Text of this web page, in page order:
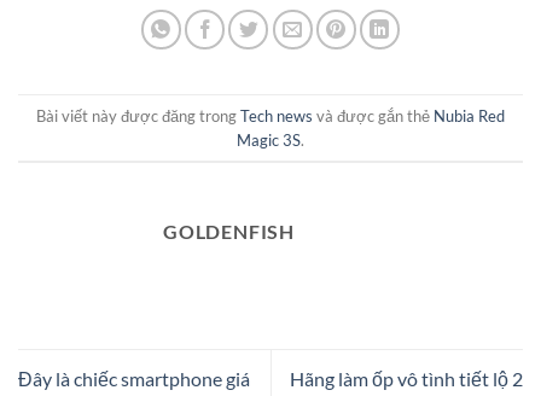
Bài viết này được đăng trongTech news và được gắn thẻ Nubia Red
Magic 3S.
GOLDENFISH
Đây là chiếc smartphone giá
Hãng làm ốp vô tình tiết lộ 2